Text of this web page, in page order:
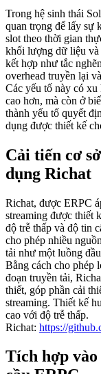
Trong hệ sinh thái
quan trọng để lấy sự
slot theo thời gian
khối lượng dữ liệu và
kết hợp như tắc
overhead truyền lại
Các yếu tố này có
cao hơn, mà còn ở
thành yếu tố quyết
dụng được thiết kế
Cải tiến cơ
dụng Richat
Richat, được ERPC
streaming được thiết
độ trễ thấp và độ tin
cho phép nhiều
tải như một luồng
Bằng cách cho phép
đoạn truyền tải,
thiết, góp phần cải
streaming. Thiết kế
cao với độ trễ thấp.
Richat: https://
Tích hợp vào